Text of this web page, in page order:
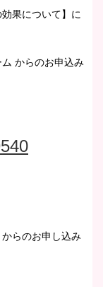
果について】に
からのお申込み
らのお申し込み